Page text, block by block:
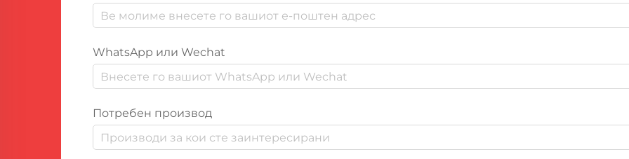
WhatsApp или Wechat
Потребен производ